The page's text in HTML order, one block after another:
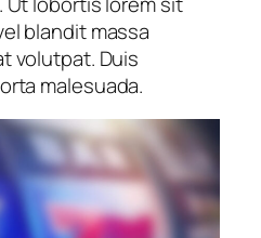
blandit massa
volutpat. Duis
malesuada.